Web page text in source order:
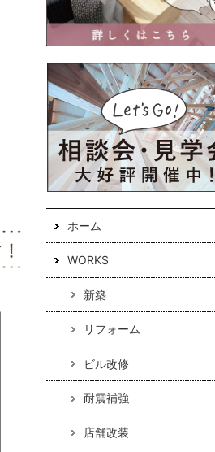
ホーム
WORKS
新築
リフォーム
ビル改修
耐震補強
店舗改装